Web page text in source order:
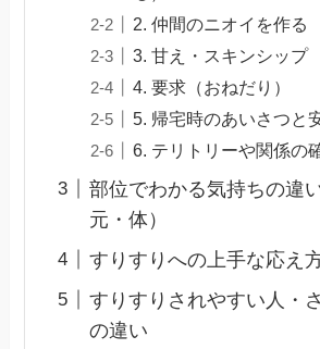
2. 仲間のニオイを作る
3. 甘え・スキンシップ
4. 要求（おねだり）
5. 帰宅時のあいさつと
6. テリトリーや関係の
部位でわかる気持ちの違
元・体）
すりすりへの上手な応え
すりすりされやすい人・
の違い